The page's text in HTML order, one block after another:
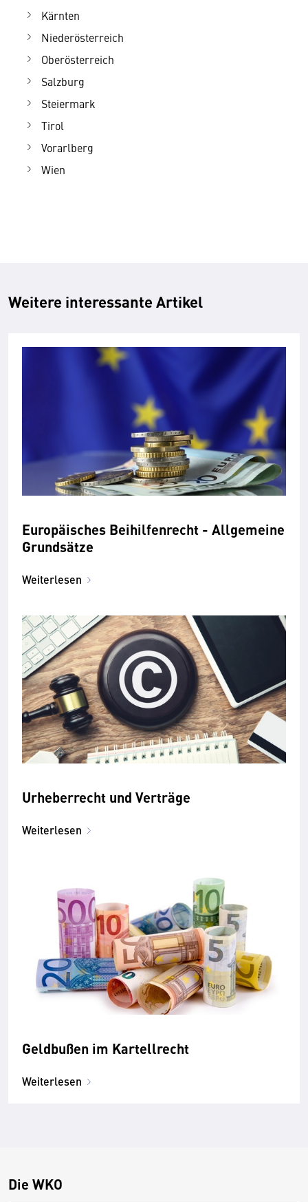
Kärnten
Niederösterreich
Oberösterreich
Salzburg
Steiermark
Tirol
Vorarlberg
Wien
Weitere interessante Artikel
Europäisches Bei­hilfen­recht - Allgemeine
Grund­sätze
Weiterlesen
Urheber­recht und Ver­träge
Weiterlesen
Geldbußen im Kartellrecht
Weiterlesen
Die WKO